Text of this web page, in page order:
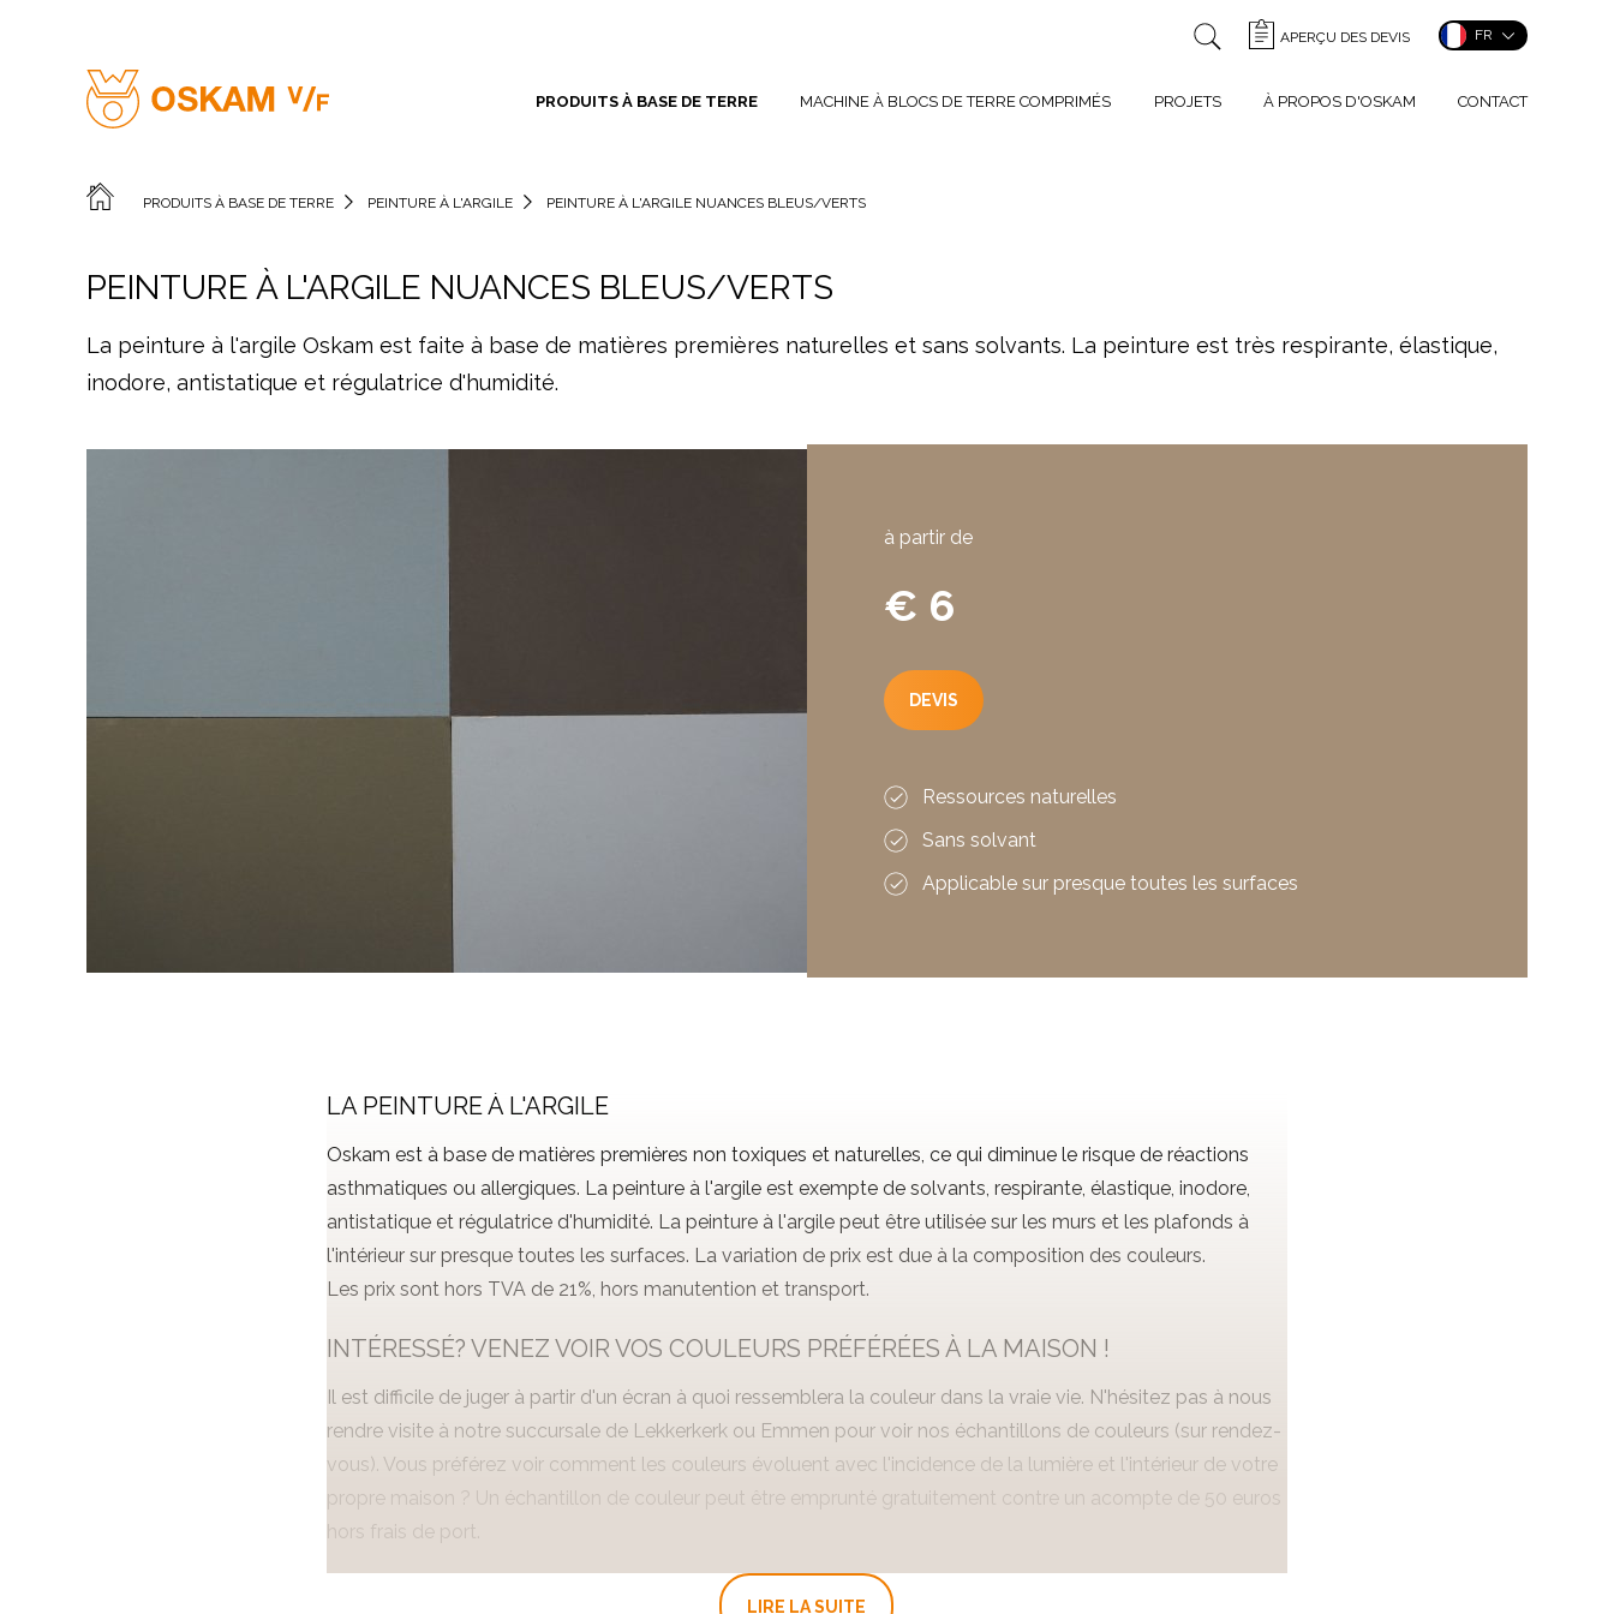
APERÇU DES DEVIS FR
PRODUITS À BASE DE TERRE MACHINE À BLOCS DE TERRE COMPRIMÉS PROJETS À PROPOS D'OSKAM CONTACT
PRODUITS À BASE DE TERRE PEINTURE À L'ARGILE PEINTURE À L'ARGILE NUANCES BLEUS/VERTS
PEINTURE À L'ARGILE NUANCES BLEUS/VERTS
La peinture à l'argile Oskam est faite à base de matières premières naturelles et sans solvants. La peinture est très respirante, élastique,
inodore, antistatique et régulatrice d'humidité.
à partir de
€ 6
DEVIS
Ressources naturelles
Sans solvant
Applicable sur presque toutes les surfaces
LA PEINTURE À L'ARGILE
Oskam est à base de matières premières non toxiques et naturelles, ce qui diminue le risque de réactions
asthmatiques ou allergiques. La peinture à l'argile est exempte de solvants, respirante, élastique, inodore,
antistatique et régulatrice d'humidité. La peinture à l'argile peut être utilisée sur les murs et les plafonds à
l'intérieur sur presque toutes les surfaces. La variation de prix est due à la composition des couleurs.
Les prix sont hors TVA de 21%, hors manutention et transport.
INTÉRESSÉ? VENEZ VOIR VOS COULEURS PRÉFÉRÉES À LA MAISON !
Il est difficile de juger à partir d'un écran à quoi ressemblera la couleur dans la vraie vie. N'hésitez pas à nous
rendre visite à notre succursale de Lekkerkerk ou Emmen pour voir nos échantillons de couleurs (sur rendez-
vous). Vous préférez voir comment les couleurs évoluent avec l'incidence de la lumière et l'intérieur de votre
propre maison ? Un échantillon de couleur peut être emprunté gratuitement contre un acompte de 50 euros
hors frais de port.
Regardez une impression de nos couleurs ici ou lisez tout ce que vous devez savoir sur notre peinture à
LIRE LA SUITE